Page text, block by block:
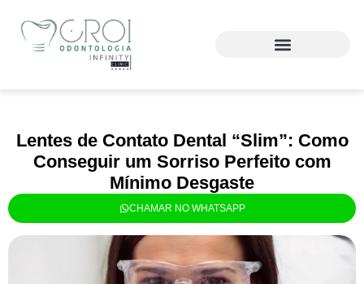
Lentes de Contato Dental “Slim”: Como
Conseguir um Sorriso Perfeito com
Mínimo Desgaste
CHAMAR NO WHATSAPP